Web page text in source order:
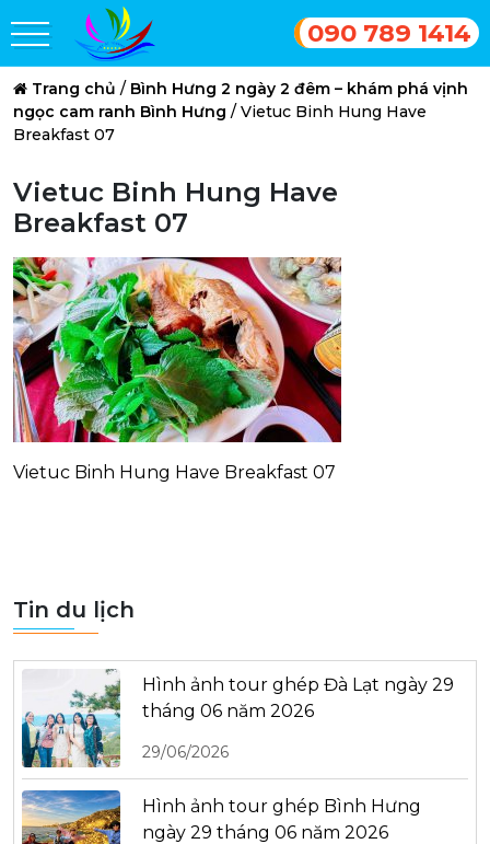
090 789 1414
Trang chủ / Bình Hưng 2 ngày 2 đêm – khám phá vịnh
ngọc cam ranh Bình Hưng / Vietuc Binh Hung Have
Breakfast 07
Vietuc Binh Hung Have
Breakfast 07
Vietuc Binh Hung Have Breakfast 07
Tin du lịch
Hình ảnh tour ghép Đà Lạt ngày 29
tháng 06 năm 2026
29/06/2026
Hình ảnh tour ghép Bình Hưng
ngày 29 tháng 06 năm 2026